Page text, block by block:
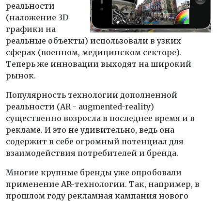
реальности
(наложение 3D
графики на
реальные объекты) использовали в узких
сферах (военном, медицинском секторе).
Теперь же инновации выходят на широкий
рынок.
Популярность технологии дополненной
реальности (AR - augmented-reality)
существенно возросла в последнее время и в
рекламе. И это не удивительно, ведь она
содержит в себе огромный потенциал для
взаимодействия потребителей и бренда.
Многие крупные бренды уже опробовали
применение AR-технологии. Так, например, в
прошлом году рекламная кампания нового